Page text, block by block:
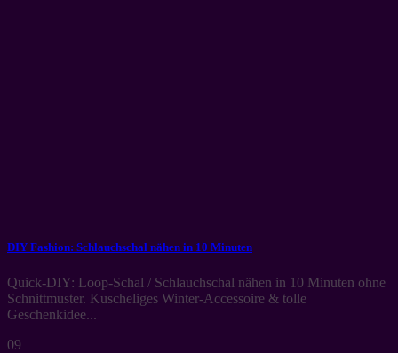
DIY Fashion: Schlauchschal nähen in 10 Minuten
Quick-DIY: Loop-Schal / Schlauchschal nähen in 10 Minuten ohne
Schnittmuster. Kuscheliges Winter-Accessoire & tolle
Geschenkidee...
09